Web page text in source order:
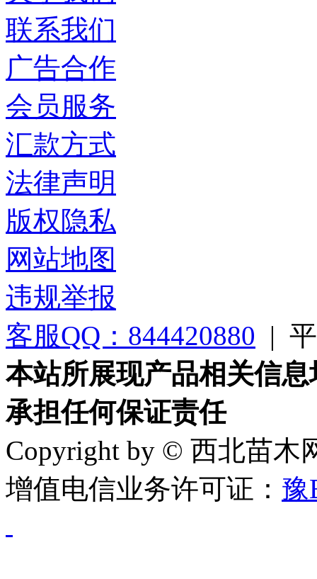
联系我们
广告合作
会员服务
汇款方式
法律声明
版权隐私
网站地图
违规举报
客服QQ：844420880 |
本站所展现产品相关信
承担任何保证责任
Copyright by © 西北苗木
增值电信业务许可证： 豫